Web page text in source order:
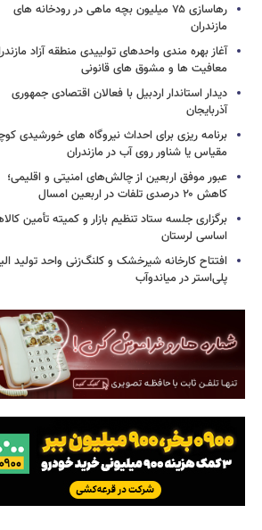
رهاسازی ۷۵ میلیون بچه ماهی در رودخانه های
مازندران
آغاز بهره مندی واحدهای تولییدی منطقه آزاد
معافیت ها و مشوق های قانونی
دیدار استاندار اردبیل با فعالان اقتصادی جمهوری
آذربایجان
برنامه ریزی برای احداث نیروگاه های خورشیدی
مقیاس یا شناور روی آب در مازندران
عبور موفق اربعین از چالش‌های امنیتی و اقلیمی؛
کاهش ۲۰ درصدی تلفات در اربعین امسال
برگزاری جلسه ستاد تنظیم بازار و کمیته تأمین
اساسی لرستان
افتتاح کارخانه شیرخشک و کلنگ‌زنی واحد تولید
پلی‌استر در میاندوآب